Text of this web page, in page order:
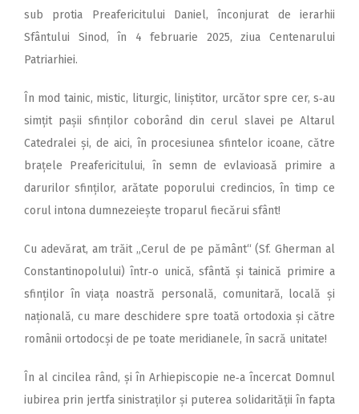
sub protia Preafericitului Daniel, înconjurat de ierarhii
Sfântului Sinod, în 4 februarie 2025, ziua Centenarului
Patriarhiei.
În mod tainic, mistic, liturgic, liniștitor, urcător spre cer, s‑au
simțit pașii sfinților coborând din cerul slavei pe Altarul
Catedralei și, de aici, în procesiunea sfintelor icoane, către
brațele Preafericitului, în semn de evlavioasă primire a
darurilor sfinților, arătate poporului credincios, în timp ce
corul intona dumnezeiește troparul fiecărui sfânt!
Cu adevărat, am trăit „Cerul de pe pământ“ (Sf. Gherman al
Constantinopolu­lui) într‑o unică, sfântă și tainică primire a
sfinților în viața noastră personală, comunitară, locală și
națională, cu mare deschidere spre toată ortodoxia și către
românii ortodocși de pe toate meridianele, în sacră unitate!
În al cincilea rând, și în Arhiepiscopie ne‑a încercat Domnul
iubirea prin jertfa sinistraților și puterea solidarității în fapta